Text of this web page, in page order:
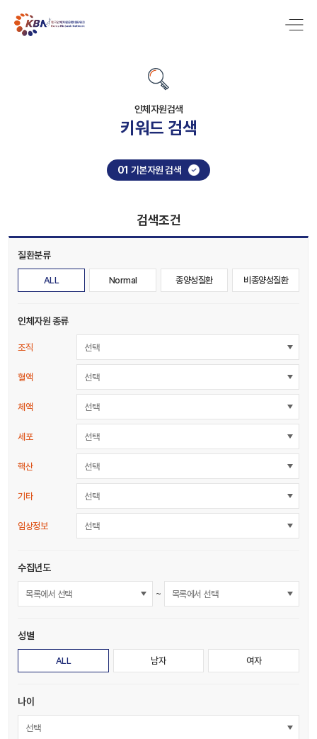
인체자원검색
키워드 검색
01 기본자원 검색
검색조건
질환분류
ALL Normal 종양성질환 비종양성질환
인체자원 종류
조직 선택
혈액 선택
체액 선택
세포 선택
핵산 선택
기타 선택
임상정보 선택
수집년도
~
성별
ALL 남자 여자
나이
선택